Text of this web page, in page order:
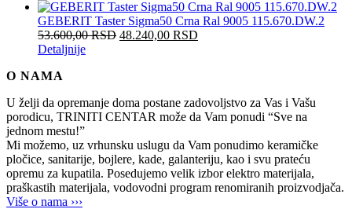
GEBERIT Taster Sigma50 Crna Ral 9005 115.670.DW.2
53.600,00RSD 48.240,00 RSD
Detaljnije
O NAMA
U želji da opremanje doma postane zadovoljstvo za Vas i Vašu
porodicu, TRINITI CENTAR može da Vam ponudi “Sve na
jednom mestu!”
Mi možemo, uz vrhunsku uslugu da Vam ponudimo keramičke
pločice, sanitarije, bojlere, kade, galanteriju, kao i svu prateću
opremu za kupatila. Posedujemo velik izbor elektro materijala,
praškastih materijala, vodovodni program renomiranih proizvodjača.
Više o nama ›››